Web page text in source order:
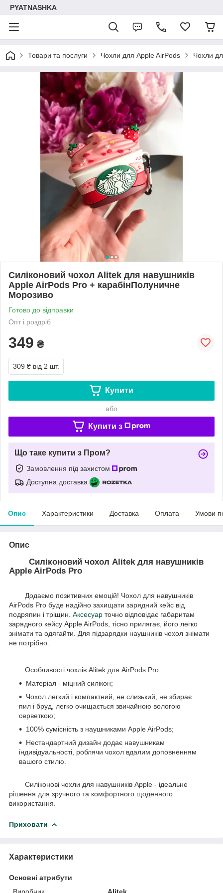
PYATNASHKA
Товари та послуги Чохли для Apple AirPods Чохли
Силіконовий чохол Alitek для навушників
Apple AirPods Pro + карабінПолуничне
Морозиво
Готово до відправки
Опт і роздріб
349 ₴
309 ₴ від 2 шт.
Купити
або
Купити з
Що таке купити з Пром?
Замовлення під захистом
Доступна доставка
Опис Характеристики Доставка Оплата Умови
Опис
Силіконовий чохол Alitek для навушників
Apple AirPods Pro
Додаємо позитивних емоцій! Чохол для навушників
AirPods Pro буде надійно захищати зарядний кейс від
подряпин і тріщин. Аксесуар точно відповідає габаритам
зарядного кейсу Apple AirPods, тісно прилягає, його легко
знімати та одягайти. Для підзарядки наушників чохол знімати
не потрібно.
Особливості чохлів Alitek для AirPods Pro:
Матеріал - міцний силікон;
Чохол легкий і компактний, не слизький, не збирає
пил і бруд, легко очищається звичайною вологою
серветкою;
100% сумісність з наушниками Apple AirPods;
Нестандартний дизайн додає навушникам
індивідуальності, роблячи чохол вдалим доповненням
вашого стилю.
Силіконові чохли для навушників Apple - ідеальне
рішення для зручного та комфортного щоденного
використання.
Приховати
Характеристики
Основні атрибути
Виробник
Alitek